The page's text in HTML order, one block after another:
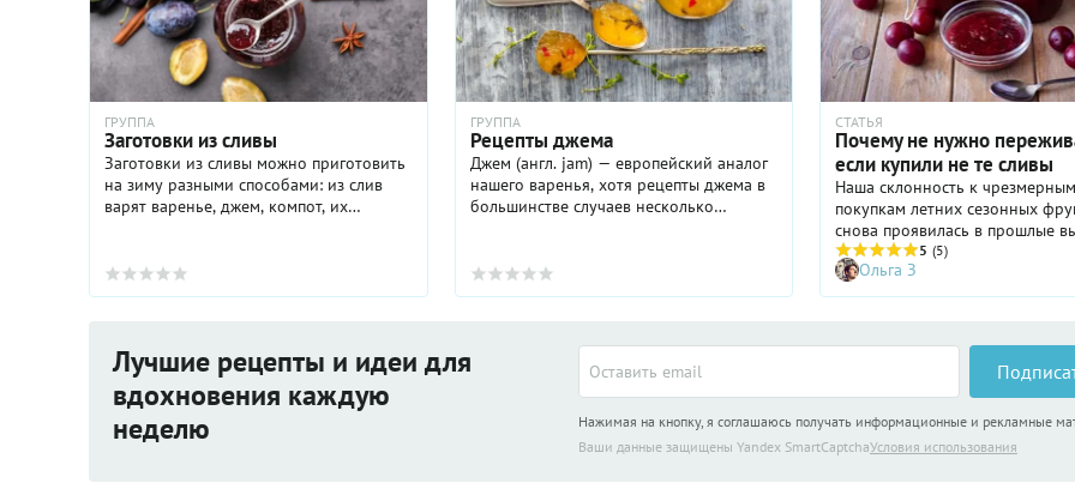
ГРУППА
Заготовки из сливы
Заготовки из сливы можно приготовить
на зиму разными способами: из слив
варят варенье, джем, компот, их
сливы сортов ...
ГРУППА
Рецепты джема
Джем (англ. jam) — европейский аналог
нашего варенья, хотя рецепты джема в
большинстве случаев несколько
ягод в сахарном ...
СТАТЬЯ
Почему не нужно
если купили не те сливы
Наша склонность к
покупкам летних сезонных
снова проявилась в прошлые
Оказалось, что у нас дома
много сливы. Вариант – успеть
пока она не испортится,
ингредиентов, которая
«новым» кетчупом. Она нас и
5 (5)
Ольга З
Лучшие рецепты и идеи для
вдохновения каждую
неделю
Нажимая на кнопку, я соглашаюсь получать информационные и рекламные
Ваши данные защищены Yandex SmartCaptchaУсловия использования